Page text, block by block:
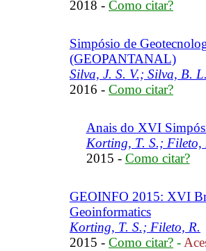
2018 - Como citar?
Simpósio de
(GEOPANTANAL)
Silva, J. S. V.; Silva, B.
2016 - Como citar?
Anais do XVI
Korting, T. S.; Fileto,
2015 - Como citar?
GEOINFO 2015: XVI
Geoinformatics
Korting, T. S.; Fileto, R.
2015 - Como citar? -